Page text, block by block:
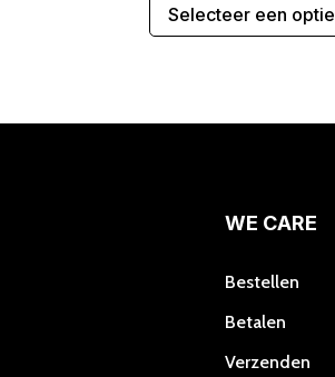
Selecteer een optie
WE CARE
Bestellen
Betalen
Verzenden